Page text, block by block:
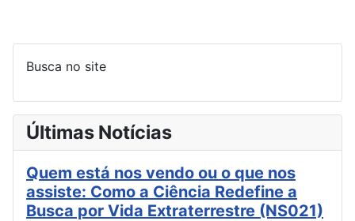
Busca no site
Últimas Notícias
Quem está nos vendo ou o que nos
assiste: Como a Ciência Redefine a
Busca por Vida Extraterrestre (NS021)